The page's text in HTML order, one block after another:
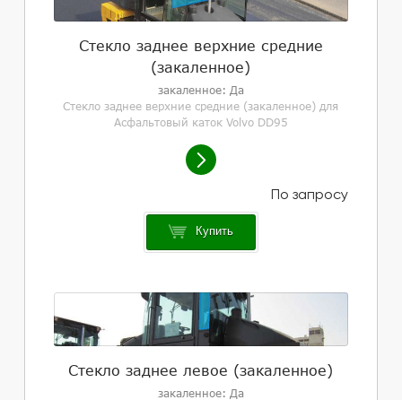
Стекло заднее верхние средние
(закаленное)
закаленное: Да
Стекло заднее верхние средние (закаленное) для
Асфальтовый каток Volvo DD95
Купить
Стекло заднее левое (закаленное)
закаленное: Да